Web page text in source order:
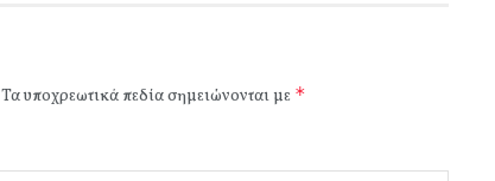
Τα υποχρεωτικά πεδία σημειώνονται με *